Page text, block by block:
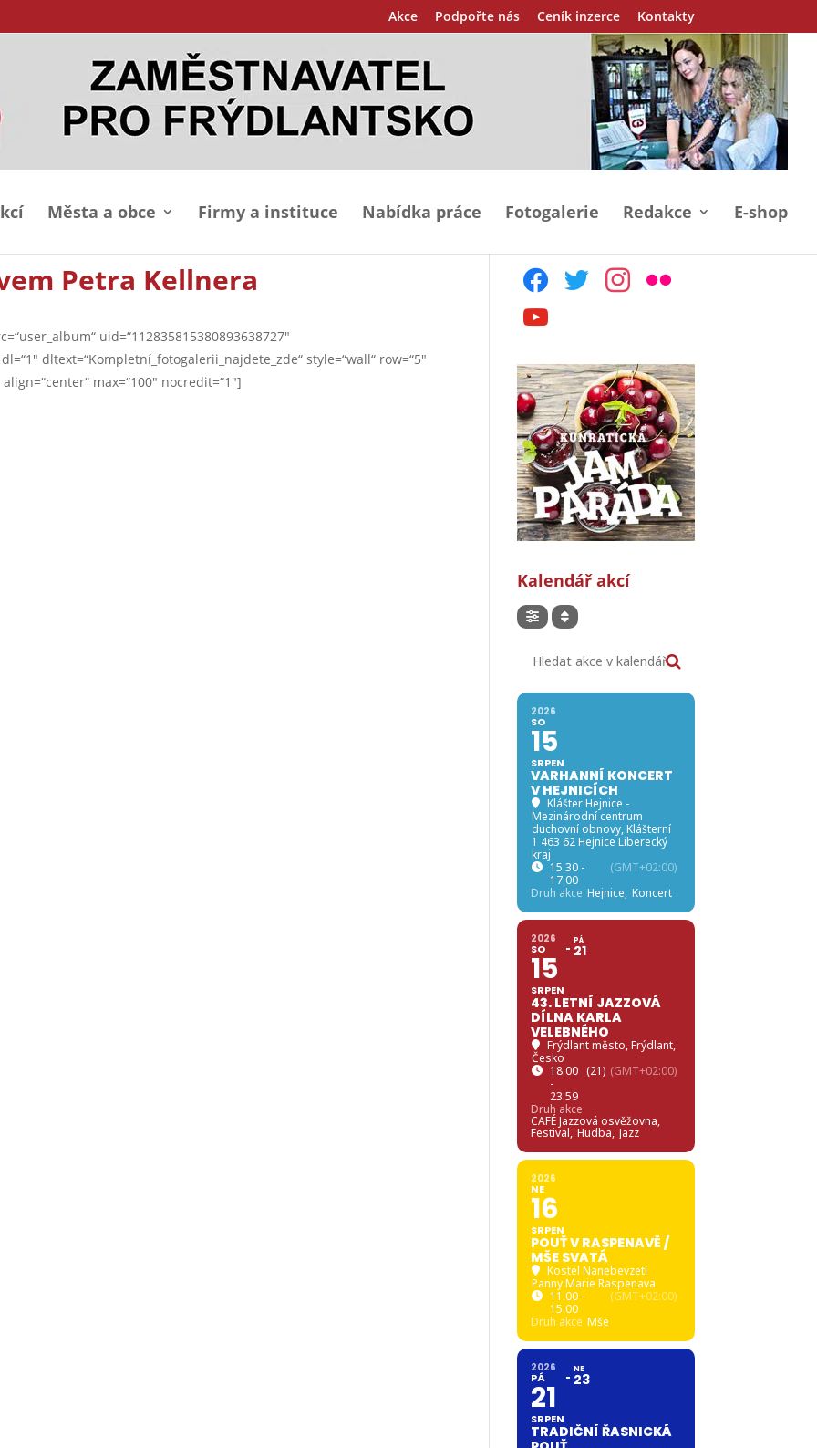
Akce Podpořte nás Ceník inzerce Kontakty
Města a obce Firmy a instituce Nabídka práce Fotogalerie Redakce E-shop
Petra Kellnera
uid=“112835815380893638727″
dltext=“Kompletní_fotogalerii_najdete_zde“ style=“wall“ row=“5″
max=“100″ nocredit=“1″]
facebooktwitter instagram
flickr
youtube
Kalendář akcí
2026
SO
15
SRPEN
VARHANNÍ KONCERT
V HEJNICÍCH
Klášter Hejnice -
Mezinárodní centrum
duchovní obnovy, Klášterní
1 463 62 Hejnice Liberecký
kraj
15.30 -
17.00
(GMT+02:00)
Druh akce Hejnice, Koncert
2026
SO
15
SRPEN
PÁ
21
43. LETNÍ JAZZOVÁ
DÍLNA KARLA
VELEBNÉHO
Frýdlant město, Frýdlant,
Česko
18.00
-
23.59
(21) (GMT+02:00)
Druh akce
CAFÉ Jazzová osvěžovna,
Festival, Hudba, Jazz
2026
NE
16
SRPEN
POUŤ V RASPENAVĚ /
MŠE SVATÁ
Kostel Nanebevzetí
Panny Marie Raspenava
11.00 -
15.00
(GMT+02:00)
Druh akce Mše
2026
PÁ
21
SRPEN
NE
23
TRADIČNÍ ŘASNICKÁ